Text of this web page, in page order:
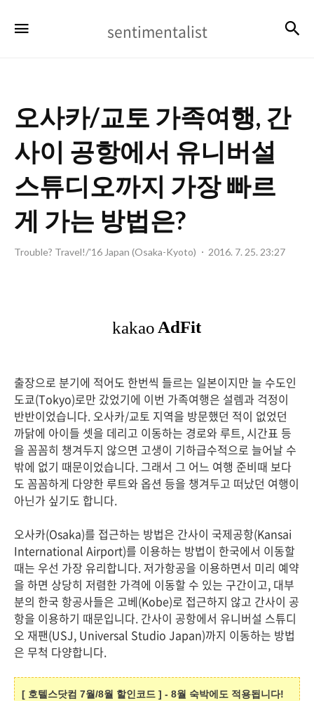
sentimentalist
오사카/교토 가족여행, 간
사이 공항에서 유니버설
스튜디오까지 가장 빠르
게 가는 방법은?
Trouble? Travel!/'16 Japan (Osaka-Kyoto) 2016. 7. 25. 23:27
출장으로 분기에 적어도 한번씩 들르는 일본이지만 늘 수도인
도쿄(Tokyo)로만 갔었기에 이번 가족여행은 설렘과 걱정이
반반이었습니다. 오사카/교토 지역을 방문했던 적이 없었던
까닭에 아이들 셋을 데리고 이동하는 경로와 루트, 시간표 등
을 꼼꼼히 챙겨두지 않으면 고생이 기하급수적으로 늘어날 수
밖에 없기 때문이었습니다. 그래서 그 어느 여행 준비때 보다
도 꼼꼼하게 다양한 루트와 옵션 등을 챙겨두고 떠났던 여행이
아닌가 싶기도 합니다.
오사카(Osaka)를 접근하는 방법은 간사이 국제공항(Kansai
International Airport)를 이용하는 방법이 한국에서 이동할
때는 우선 가장 유리합니다. 저가항공을 이용하면서 미리 예약
을 하면 상당히 저렴한 가격에 이동할 수 있는 구간이고, 대부
분의 한국 항공사들은 고베(Kobe)로 접근하지 않고 간사이 공
항을 이용하기 때문입니다. 간사이 공항에서 유니버설 스튜디
오 재팬(USJ, Universal Studio Japan)까지 이동하는 방법
은 무척 다양합니다.
[ 호텔스닷컴 7월/8월 할인코드 ] - 8월 숙박에도 적용됩니다!